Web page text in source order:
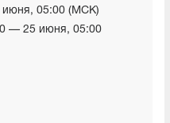
05:00 (МСК)
— 25 июня, 05:00